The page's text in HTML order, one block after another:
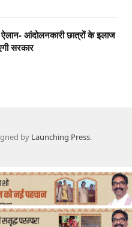
ऐलान- आंदोलनकारी छात्रों के इलाज
सरकार
by Launching Press.